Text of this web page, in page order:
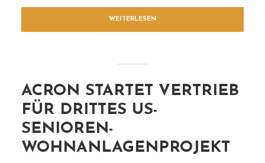
WEITERLESEN
ACRON STARTET VERTRIEB
FÜR DRITTES US-
SENIOREN-
WOHNANLAGENPROJEKT